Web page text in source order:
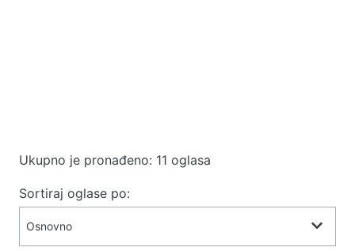
Ukupno je pronađeno: 11 oglasa
Sortiraj oglase po: